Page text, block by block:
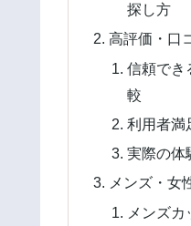
探し方
高評価・口
信頼でき
較
利用者満
実際の体
メンズ・女
メンズ